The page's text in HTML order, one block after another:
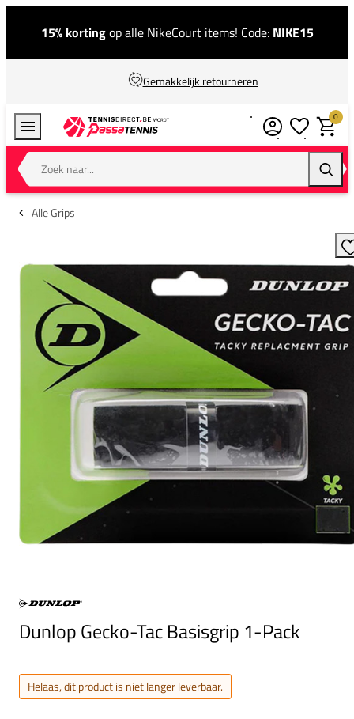
15% kortingop alle NikeCourt items! Code: NIKE15
Gemakkelijk retourneren
Zoek naar...
0
Alle Grips
Dunlop Gecko-Tac Basisgrip 1-Pack
Helaas, dit product is niet langer leverbaar.